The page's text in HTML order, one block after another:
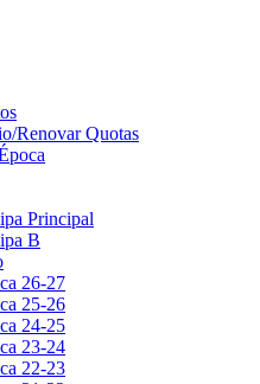
Renovar Quotas
Principal
B
26-27
25-26
24-25
23-24
22-23